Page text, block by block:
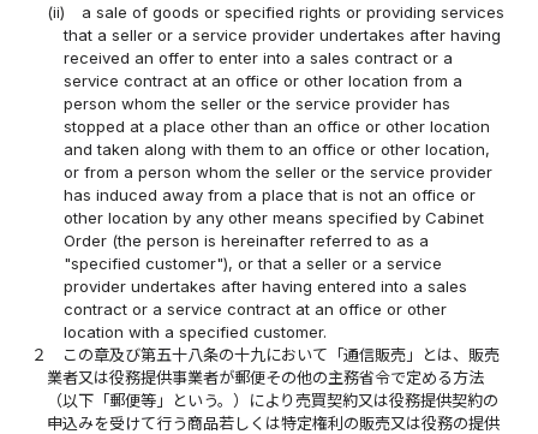
(ii)
a sale of goods or specified rights or providing services
that a seller or a service provider undertakes after having
received an offer to enter into a sales contract or a
service contract at an office or other location from a
person whom the seller or the service provider has
stopped at a place other than an office or other location
and taken along with them to an office or other location,
or from a person whom the seller or the service provider
has induced away from a place that is not an office or
other location by any other means specified by Cabinet
Order (the person is hereinafter referred to as a
"specified customer"), or that a seller or a service
provider undertakes after having entered into a sales
contract or a service contract at an office or other
location with a specified customer.
２
この章及び第五十八条の十九において「通信販売」とは、販売
業者又は役務提供事業者が郵便その他の主務省令で定める方法
（以下「郵便等」という。）により売買契約又は役務提供契約の
申込みを受けて行う商品若しくは特定権利の販売又は役務の提供